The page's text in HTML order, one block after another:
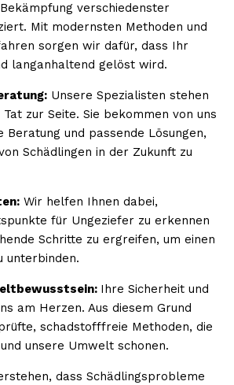
verschiedenster
Mit modernsten Methoden und
sorgen wir dafür, dass Ihr
langanhaltend gelöst wird.
Unsere Spezialisten stehen
zur Seite. Sie bekommen von uns
Beratung und passende Lösungen,
Schädlingen in der Zukunft zu
Wir helfen Ihnen dabei,
für Ungeziefer zu erkennen
Schritte zu ergreifen, um einen
unterbinden.
Ihre Sicherheit und
am Herzen. Aus diesem Grund
schadstofffreie Methoden, die
unsere Umwelt schonen.
dass Schädlingsprobleme